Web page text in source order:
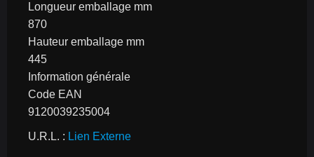
Longueur emballage mm
870
Hauteur emballage mm
445
Information générale
Code EAN
9120039235004
U.R.L. : Lien Externe